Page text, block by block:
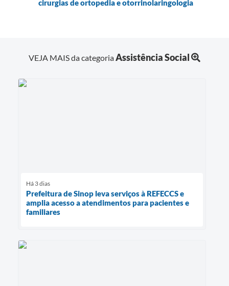
cirurgias de ortopedia e otorrinolaringologia
VEJA MAIS da categoriaAssistência Social
Há 3 dias
Prefeitura de Sinop leva serviços à REFECCS e
amplia acesso a atendimentos para pacientes e
familiares